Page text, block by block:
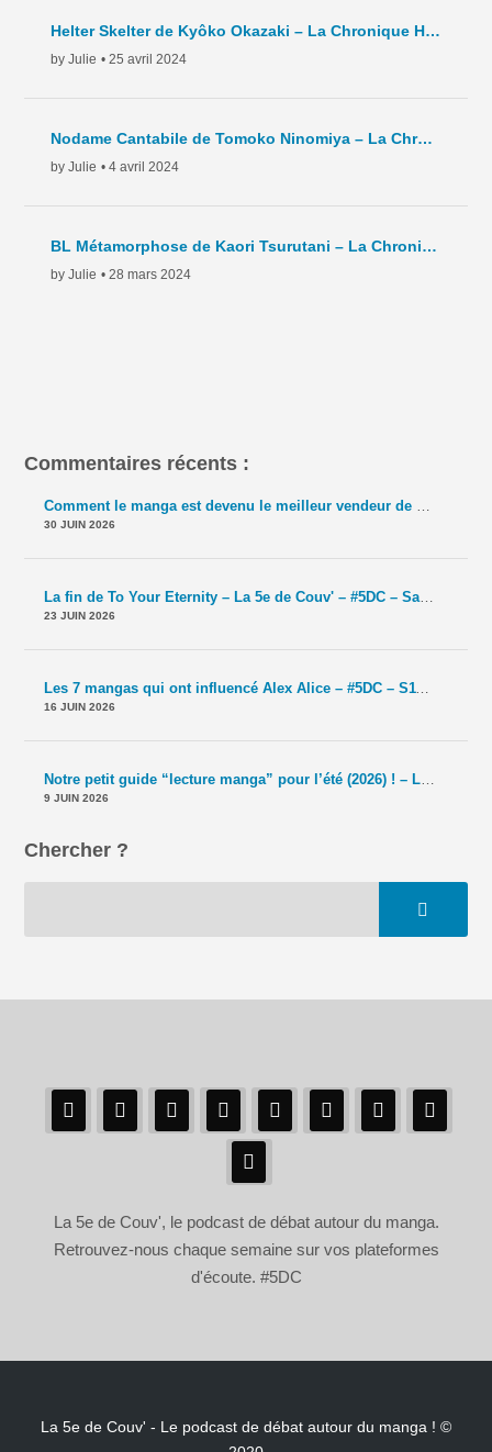
Helter Skelter de Kyôko Okazaki – La Chronique Hebdo – C7 – 2024
by Julie • 25 avril 2024
Nodame Cantabile de Tomoko Ninomiya – La Chronique Hebdo – C6 – 2024
by Julie • 4 avril 2024
BL Métamorphose de Kaori Tsurutani – La Chronique Hebdo – C5- 2024
by Julie • 28 mars 2024
Commentaires récents :
Comment le manga est devenu le meilleur vendeur de TCG ? – La 5e de Couv' – #5DC – Saison 11 épisode 42
30 JUIN 2026
La fin de To Your Eternity – La 5e de Couv' – #5DC – Saison 11 épisode 41
23 JUIN 2026
Les 7 mangas qui ont influencé Alex Alice – #5DC – S11E40
16 JUIN 2026
Notre petit guide “lecture manga” pour l’été (2026) ! – La 5e de Couv' – #5DC – Saison 11 épisode 39
9 JUIN 2026
Chercher ?
La 5e de Couv', le podcast de débat autour du manga.
Retrouvez-nous chaque semaine sur vos plateformes
d'écoute. #5DC
La 5e de Couv' - Le podcast de débat autour du manga ! ©